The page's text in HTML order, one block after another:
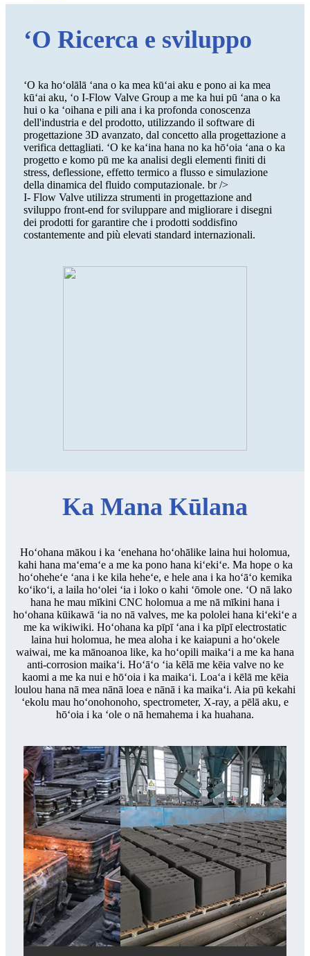
ʻO Ricerca e sviluppo
ʻO ka hoʻolālā ʻana o ka mea kūʻai aku e pono ai ka mea
kūʻai aku, ʻo I-Flow Valve Group a me ka hui pū ʻana o ka
hui o ka ʻoihana e pili ana i ka profonda conoscenza
dell'industria e del prodotto, utilizzando il software di
progettazione 3D avanzato, dal concetto alla progettazione a
verifica dettagliati. ʻO ke kaʻina hana no ka hōʻoia ʻana o ka
progetto e komo pū me ka analisi degli elementi finiti di
stress, deflessione, effetto termico a flusso e simulazione
della dinamica del fluido computazionale. br />
I- Flow Valve utilizza strumenti in progettazione and
sviluppo front-end for sviluppare and migliorare i disegni
dei prodotti for garantire che i prodotti soddisfino
costantemente and più elevati standard internazionali.
Ka Mana Kūlana
Hoʻohana mākou i ka ʻenehana hoʻohālike laina hui holomua,
kahi hana maʻemaʻe a me ka pono hana kiʻekiʻe. Ma hope o ka
hoʻoheheʻe ʻana i ke kila heheʻe, e hele ana i ka hoʻāʻo kemika
koʻikoʻi, a laila hoʻolei ʻia i loko o kahi ʻōmole one. ʻO nā lako
hana he mau mīkini CNC holomua a me nā mīkini hana i
hoʻohana kūikawā ʻia no nā valves, me ka pololei hana kiʻekiʻe a
me ka wikiwiki. Hoʻohana ka pīpī ʻana i ka pīpī electrostatic
laina hui holomua, he mea aloha i ke kaiapuni a hoʻokele
waiwai, me ka mānoanoa like, ka hoʻopili maikaʻi a me ka hana
anti-corrosion maikaʻi. Hoʻāʻo ʻia kēlā me kēia valve no ke
kaomi a me ka nui e hōʻoia i ka maikaʻi. Loaʻa i kēlā me kēia
loulou hana nā mea nānā loea e nānā i ka maikaʻi. Aia pū kekahi
ʻekolu mau hoʻonohonoho, spectrometer, X-ray, a pēlā aku, e
hōʻoia i ka ʻole o nā hemahema i ka huahana.